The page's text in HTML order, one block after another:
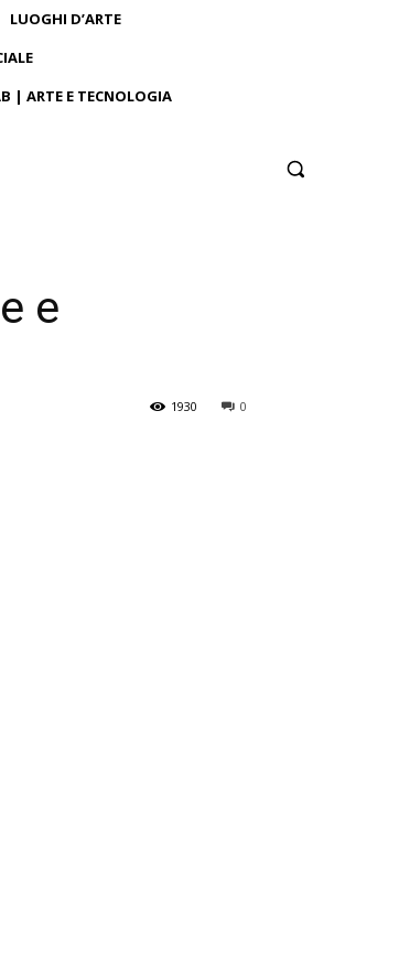
LUOGHI D’ARTE
| ARTE E TECNOLOGIA
e
0
1930